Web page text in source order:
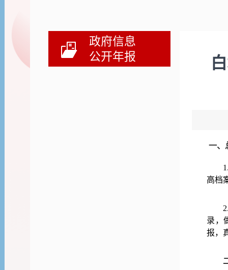
政府信息
公开年报
一、
高档
录，
报，